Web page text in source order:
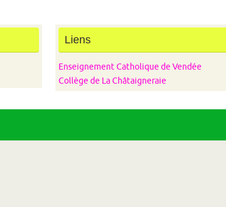
Liens
Enseignement Catholique de Vendée
Collège de La Châtaigneraie